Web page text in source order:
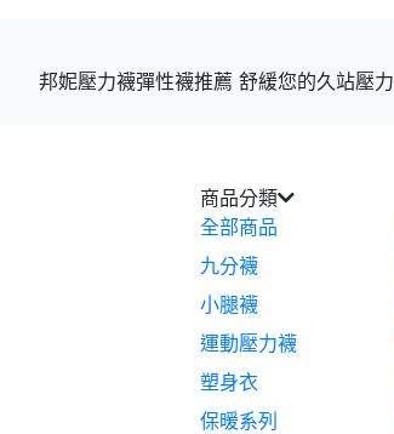
邦妮壓力襪彈性襪推薦 舒緩您的久站壓力
商品分類
全部商品
九分襪
小腿襪
運動壓力襪
塑身衣
保暖系列